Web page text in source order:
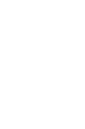
Перейти к